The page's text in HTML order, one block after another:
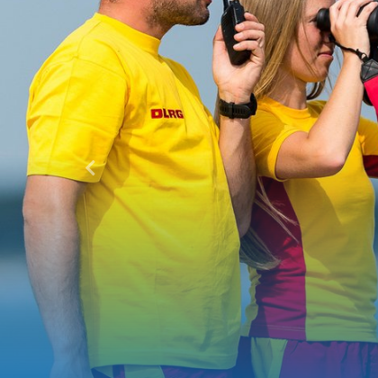
Schwimmkurse für
Für mehr
Wasser
Letzte